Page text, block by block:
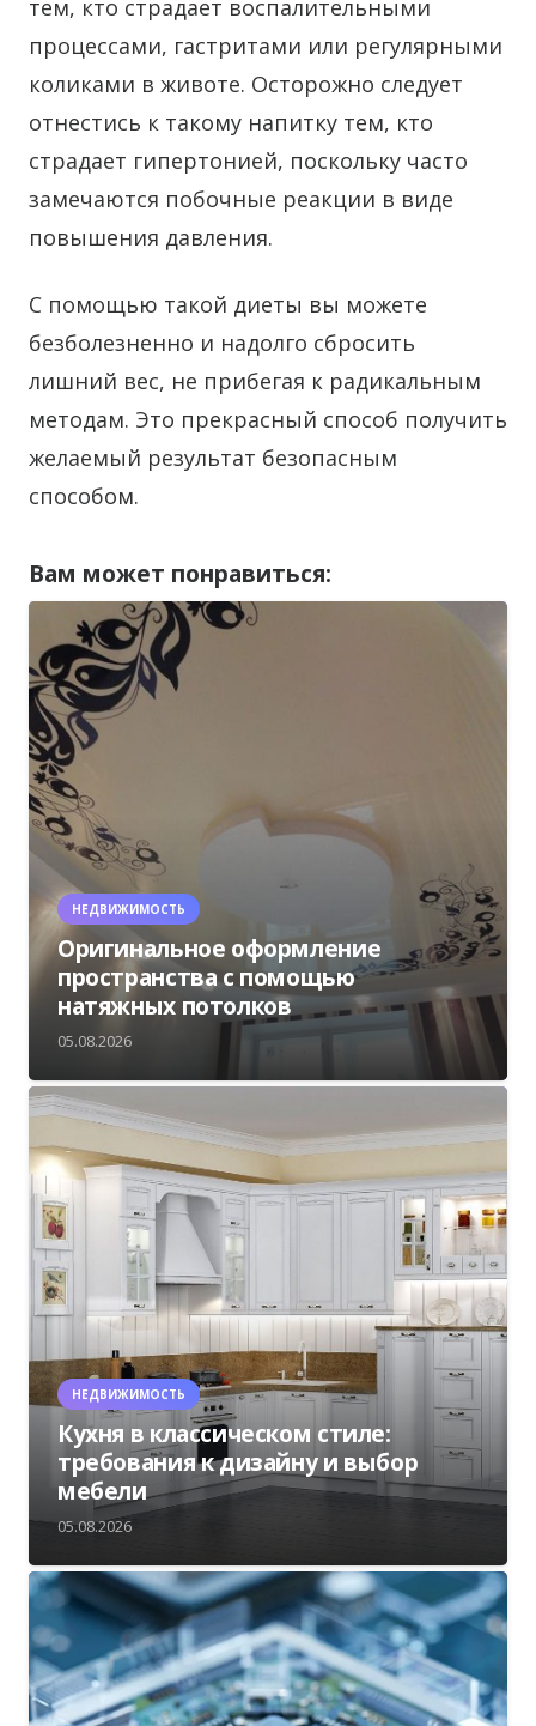
тем, кто страдает воспалительными
процессами, гастритами или регулярными
коликами в животе. Осторожно следует
отнестись к такому напитку тем, кто
страдает гипертонией, поскольку часто
замечаются побочные реакции в виде
повышения давления.
С помощью такой диеты вы можете
безболезненно и надолго сбросить
лишний вес, не прибегая к радикальным
методам. Это прекрасный способ получить
желаемый результат безопасным
способом.
Вам может понравиться:
НЕДВИЖИМОСТЬ
Оригинальное оформление
пространства с помощью
натяжных потолков
05.08.2026
НЕДВИЖИМОСТЬ
Кухня в классическом стиле:
требования к дизайну и выбор
мебели
05.08.2026